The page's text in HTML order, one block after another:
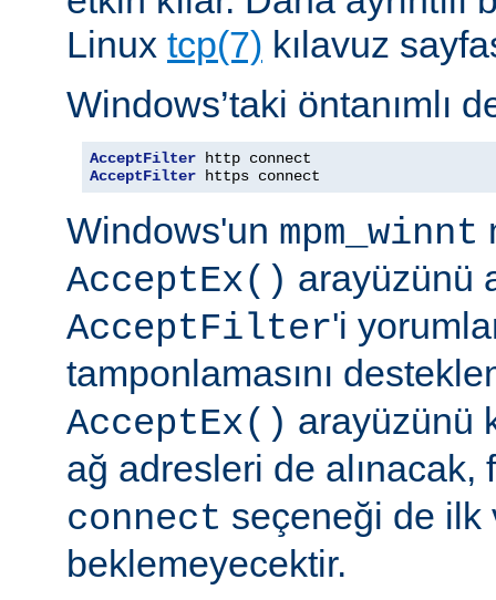
Linux tcp(7) kılavuz
Windows’taki öntanımlı
AcceptFilter
AcceptFilter https connect
Windows'un mpm_winnt
AcceptEx() arayüzünü
AcceptFilter'i
tamponlamasını
AcceptEx() arayüzünü
ağ adresleri de alınacak,
connect seçeneği de ilk
beklemeyecektir.